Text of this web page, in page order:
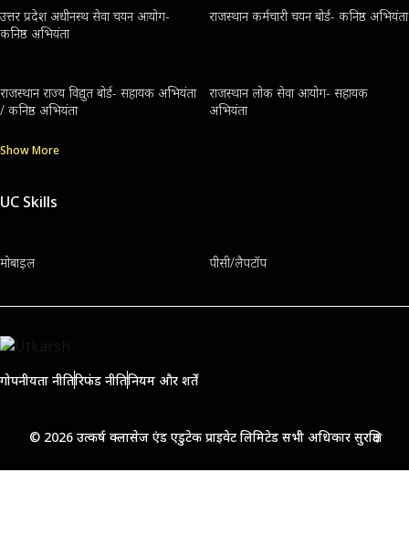
उत्तर प्रदेश अधीनस्थ सेवा चयन आयोग-
कनिष्ठ अभियंता
राजस्थान कर्मचारी चयन बोर्ड- कनिष्ठ अभियंता
राजस्थान राज्य विद्युत बोर्ड- सहायक अभियंता
/ कनिष्ठ अभियंता
राजस्थान लोक सेवा आयोग- सहायक
अभियंता
Show More
UC Skills
मोबाइल पीसी/लैपटॉप
गोपनीयता नीतिरिफंड नीतिनियम और शर्तें
© 2026 उत्कर्ष क्लासेज एंड एडुटेक प्राइवेट लिमिटेड सभी अधिकार सुरक्षित